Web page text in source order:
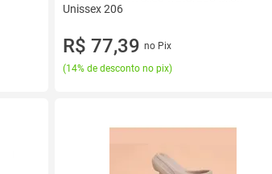
Unissex 206
R$ 77,39 no Pix
(14% de desconto no pix)